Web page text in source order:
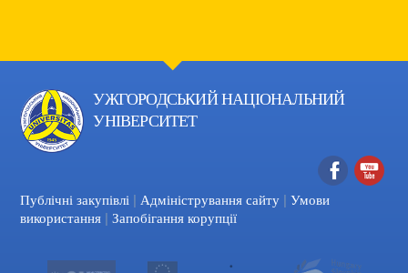
УЖГОРОДСЬКИЙ НАЦІОНАЛЬНИЙ
УНІВЕРСИТЕТ
Facebook
Публічні закупівлі | Адміністрування сайту | Умови
використання | Запобігання корупції